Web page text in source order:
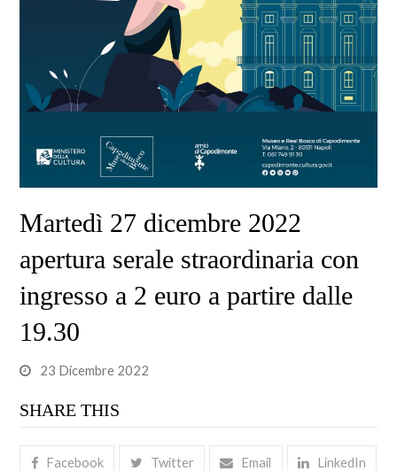
Martedì 27 dicembre 2022
apertura serale straordinaria con
ingresso a 2 euro a partire dalle
19.30
23 Dicembre 2022
SHARE THIS
Facebook Twitter Email LinkedIn